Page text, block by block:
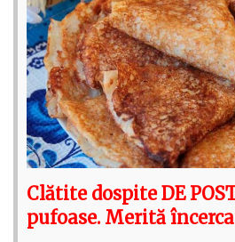
Clătite dospite DE
pufoase. Merită